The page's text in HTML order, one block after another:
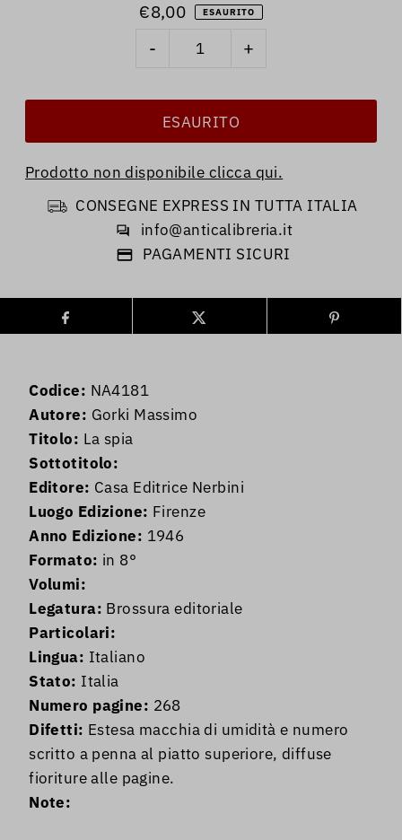
€8,00 ESAURITO
- +
Prodotto non disponibile clicca qui.
CONSEGNE EXPRESS IN TUTTA ITALIA
info@anticalibreria.it
PAGAMENTI SICURI
Codice: NA4181
Autore: Gorki Massimo
Titolo: La spia
Sottotitolo:
Editore: Casa Editrice Nerbini
Luogo Edizione: Firenze
Anno Edizione: 1946
Formato: in 8°
Volumi:
Legatura: Brossura editoriale
Particolari:
Lingua: Italiano
Stato: Italia
Numero pagine: 268
Difetti: Estesa macchia di umidità e numero
scritto a penna al piatto superiore, diffuse
fioriture alle pagine.
Note: